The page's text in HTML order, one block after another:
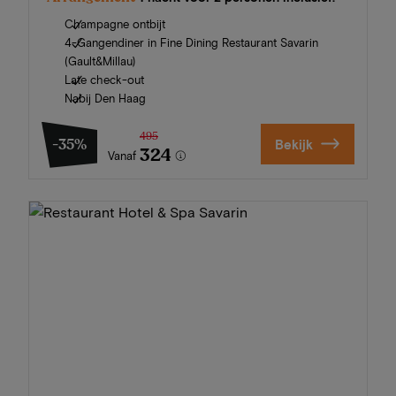
Champagne ontbijt
4-Gangendiner in Fine Dining Restaurant Savarin
(Gault&Millau)
Late check-out
Nabij Den Haag
-35%
Vanaf
495
324 Bekijk